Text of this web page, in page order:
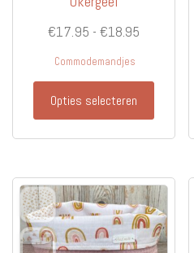
€17.95 - €18.95Prijsklasse:
Commodemandjes
Opties selecteren
Dit
Deze
optie
kan
gekozen